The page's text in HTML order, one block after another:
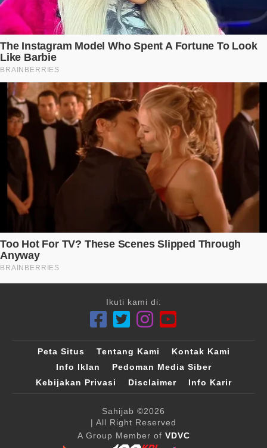
Ikuti kami di:
Peta Situs Tentang Kami
Kontak Kami
Info Iklan
Pedoman Media Siber
Kebijakan Privasi
Disclaimer Info Karir
Sahijab ©2026
| All Right Reserved
A Group Member of VDVC